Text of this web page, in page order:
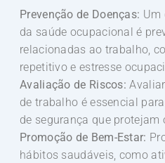
Prevenção de Doenças: Um
da saúde ocupacional é
relacionadas ao trabalho,
repetitivo e estresse
Avaliação de Riscos:
de trabalho é essencial
de segurança que protejam
Promoção de Bem-Estar:
hábitos saudáveis, como